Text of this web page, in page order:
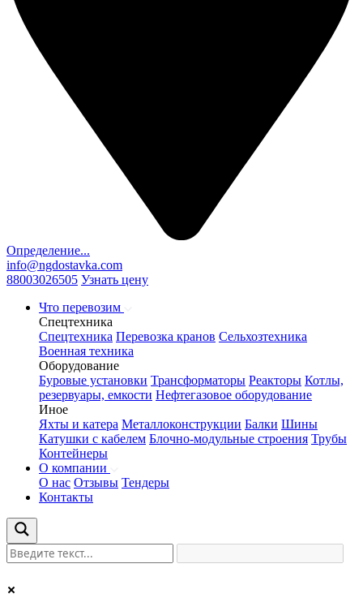
Определение...
info@ngdostavka.com
88003026505 Узнать цену
Что перевозим
Спецтехника
Спецтехника Перевозка кранов Сельхозтехника
Военная техника
Оборудование
Буровые установки Трансформаторы Реакторы Котлы,
резервуары, емкости Нефтегазовое оборудование
Иное
Яхты и катера Металлоконструкции Балки Шины
Катушки с кабелем Блочно-модульные строения Трубы
Контейнеры
О компании
О нас Отзывы Тендеры
Контакты